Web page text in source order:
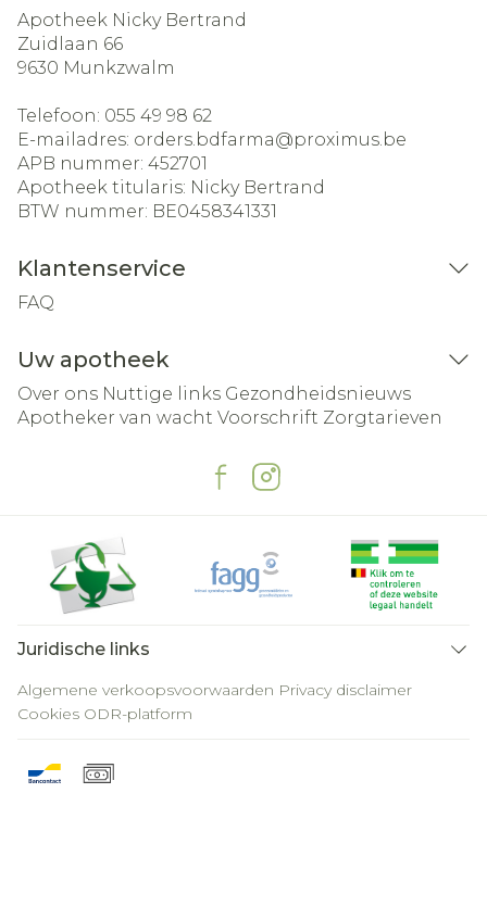
Apotheek Nicky Bertrand
Zuidlaan 66
9630 Munkzwalm
Telefoon: 055 49 98 62
E-mailadres: orders.bdfarma@proximus.be
APB nummer: 452701
Apotheek titularis: Nicky Bertrand
BTW nummer: BE0458341331
Klantenservice
FAQ
Uw apotheek
Over ons Nuttige links Gezondheidsnieuws
Apotheker van wacht Voorschrift Zorgtarieven
Juridische links
Algemene verkoopsvoorwaarden Privacy disclaimer
Cookies ODR-platform